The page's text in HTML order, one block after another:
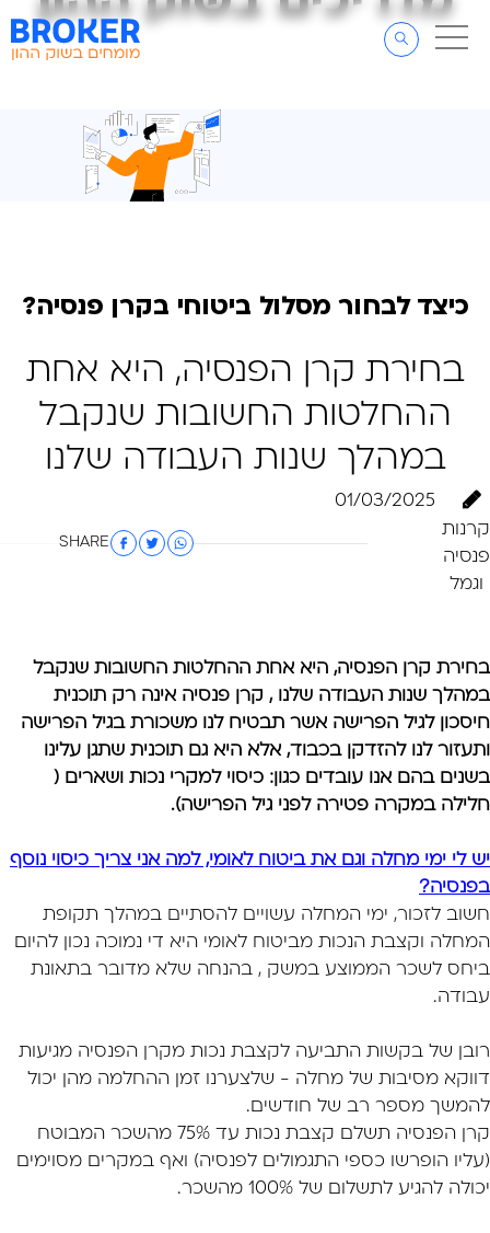
דלג לסרגל הניווט
דלג לתוכן
כיצד לבחור מסלול ביטוחי בקרן פנסיה?
בחירת קרן הפנסיה, היא אחת
ההחלטות החשובות שנקבל
במהלך שנות העבודה שלנו
קרנות
פנסיה
וגמל
01/03/2025
SHARE
בחירת קרן הפנסיה, היא אחת ההחלטות החשובות שנקבל
במהלך שנות העבודה שלנו , קרן פנסיה אינה רק תוכנית
חיסכון לגיל הפרישה אשר תבטיח לנו משכורת בגיל הפרישה
ותעזורלנו להזדקן בכבוד, אלא היא גם תוכנית שתגן עלינו
בשנים בהם אנו עובדים כגון: כיסוי למקרי נכות ושארים (
חלילה במקרה פטירה לפני גיל הפרישה).
יש לי ימי מחלה וגם את ביטוח לאומי, למה אני צריך כיסוי נוסף
בפנסיה?
חשוב לזכור, ימי המחלה עשויים להסתיים במהלך תקופת
המחלה וקצבת הנכות מביטוח לאומי היא די נמוכה נכון להיום
ביחס לשכר הממוצע במשק , בהנחה שלא מדובר בתאונת
עבודה.
רובן של בקשות התביעה לקצבת נכות מקרן הפנסיה מגיעות
דווקא מסיבות של מחלה - שלצערנו זמן ההחלמה מהן יכול
להמשך מספר רב של חודשים.
קרן הפנסיה תשלם קצבת נכות עד 75% מהשכר המבוטח
(עליו הופרשו כספי התגמולים לפנסיה) ואף במקרים מסוימים
יכולה להגיע לתשלום של 100% מהשכר.